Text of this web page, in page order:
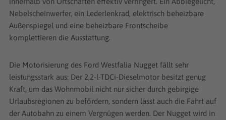
Nebelscheinwerfer, ein Lederlenkrad, elektrisch beheizbare
Außenspiegel und eine beheizbare Frontscheibe
komplettieren die Ausstattung.
Die Motorisierung des Ford Westfalia Nugget fällt sehr
leistungsstark aus: Der 2,2-l-TDCi-Dieselmotor besitzt genug
Kraft, um das Wohnmobil nicht nur sicher durch gebirgige
Urlaubsregionen zu befördern, sondern lässt auch die Fahrt auf
der Autobahn zu einem Vergnügen werden. Der Nugget wird in